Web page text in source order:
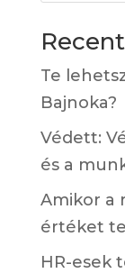
Te
Bajnoka?
Védett:
és a
Amikor a
értéket
HR-esek